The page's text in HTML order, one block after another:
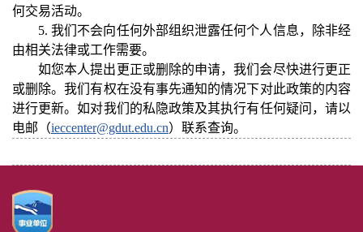
何交易活动。
5. 我们不会向任何外部组织泄露任何个人信息，除非经
由相关法律或工作需要。
如您本人提出更正或删除的申请，我们会尽快进行更正
或删除。我们有权在没有事先通知的情况下对此政策的内容
进行更新。如对我们的私隐政策及其执行有任何疑问，请以
电邮（ieccenter@gdut.edu.cn）联系查询。